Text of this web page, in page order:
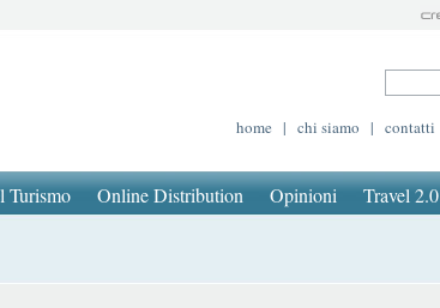
home | chi siamo | contatti
Turismo Online Distribution Opinioni Travel 2.0